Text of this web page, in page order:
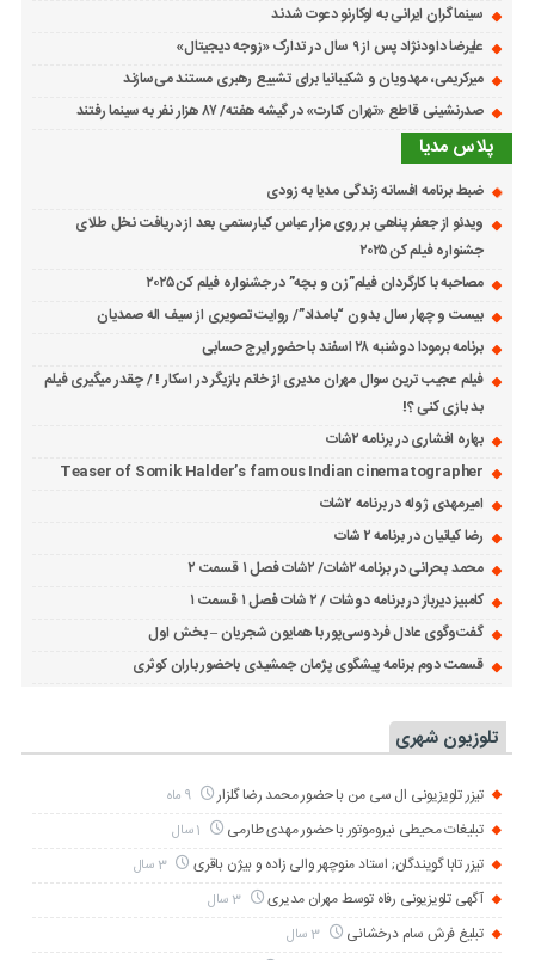
سینماگران ایرانی به لوکارنو دعوت شدند
علیرضا داودنژاد پس از ۹ سال در تدارک «زوجه دیجیتال»
میرکریمی، مهدویان و شکیبانیا برای تشییع رهبری مستند می‌سازند
صدرنشینی قاطع «تهران کنارت» در گیشه هفته/ ۸۷ هزار نفر به سینما رفتند
پلاس مدیا
ضبط برنامه افسانه زندگی مدیا به زودی
ویدئو از جعفر پناهی بر روی مزار عباس کیارستمی بعد از دریافت نخل طلای
جشنواره فیلم کن ۲۰۲۵
مصاحبه با کارگردان فیلم”زن و بچه” در جشنواره فیلم کن ۲۰۲۵
بیست و چهار سال بدون “بامداد”/ روایت تصویری از سیف اله صمدیان
برنامه برمودا دوشنبه ۲۸ اسفند با حضور ایرج حسابی
فیلم عجیب ترین سوال مهران مدیری از خانم بازیگر در اسکار ! / چقدر میگیری فیلم
بد بازی کنی ؟!
بهاره افشاری در برنامه ۲شات
Teaser of Somik Halder’s famous Indian cinematographer
امیرمهدی ژوله در برنامه ۲شات
رضا کیانیان در برنامه ۲ شات
محمد بحرانی در برنامه ۲شات/ ۲شات فصل ۱ قسمت ۲
کامبیز دیرباز در برنامه دوشات / ۲ شات فصل ۱ قسمت ۱
گفت‌وگوی عادل فردوسی‌پور با همایون شجریان – بخش اول
قسمت دوم برنامه پیشگوی پژمان جمشیدی باحضور باران کوثری
تلوزیون شهری
تیزر تلویزیونی ال سی من با حضور محمد رضا گلزار 9 ماه
تبلیغات محیطی نیروموتور با حضور مهدی طارمی
تیزر تابا گویندگان; استاد منوچهر والی زاده و بیژن باقری 3 سال
آگهی تلویزیونی رفاه توسط مهران مدیری 3 سال
تبلیغ فرش سام درخشانی 3 سال